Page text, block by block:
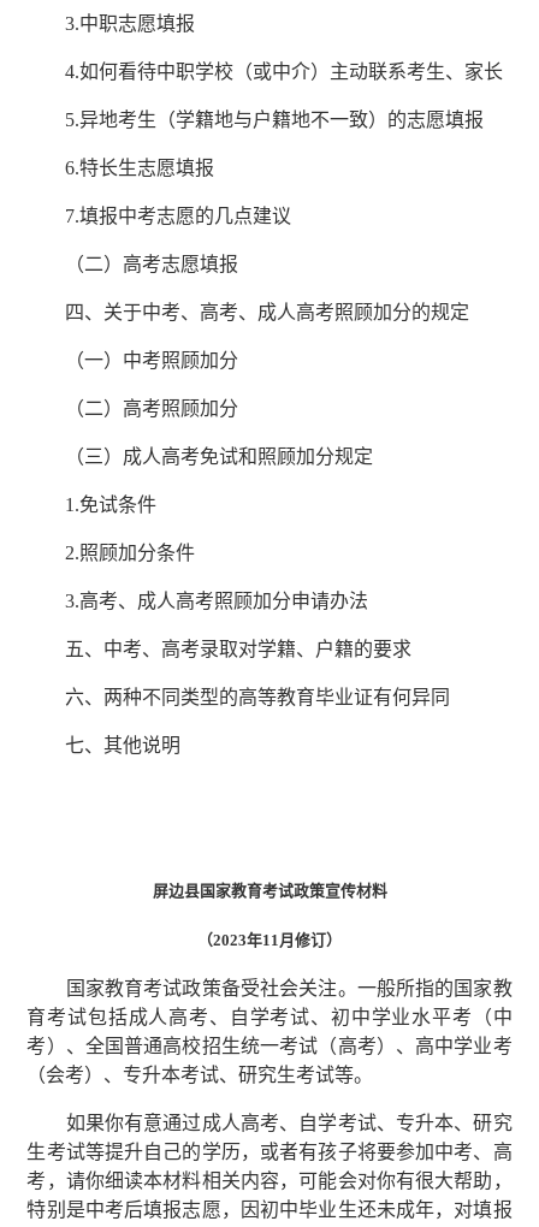
3.中职志愿填报
4.如何看待中职学校（或中介）主动联系考生、家长
5.异地考生（学籍地与户籍地不一致）的志愿填报
6.特长生志愿填报
7.填报中考志愿的几点建议
（二）高考志愿填报
四、关于中考、高考、成人高考照顾加分的规定
（一）中考照顾加分
（二）高考照顾加分
（三）成人高考免试和照顾加分规定
1.免试条件
2.照顾加分条件
3.高考、成人高考照顾加分申请办法
五、中考、高考录取对学籍、户籍的要求
六、两种不同类型的高等教育毕业证有何异同
七、其他说明
屏边县国家教育考试政策宣传材料
（2023年11月修订）
国家教育考试政策备受社会关注。一般所指的国家教
育考试包括成人高考、自学考试、初中学业水平考（中
考）、全国普通高校招生统一考试（高考）、高中学业考
（会考）、专升本考试、研究生考试等。
如果你有意通过成人高考、自学考试、专升本、研究
生考试等提升自己的学历，或者有孩子将要参加中考、高
考，请你细读本材料相关内容，可能会对你有很大帮助，
特别是中考后填报志愿，因初中毕业生还未成年，对填报